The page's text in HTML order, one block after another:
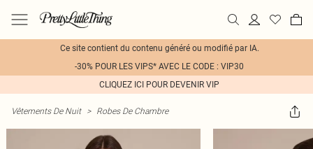
Ce site contient du contenu généré ou modifié par IA.
-30% POUR LES VIPS* AVEC LE CODE : VIP30
CLIQUEZ ICI POUR DEVENIR VIP
Vêtements De Nuit > Robes De Chambre